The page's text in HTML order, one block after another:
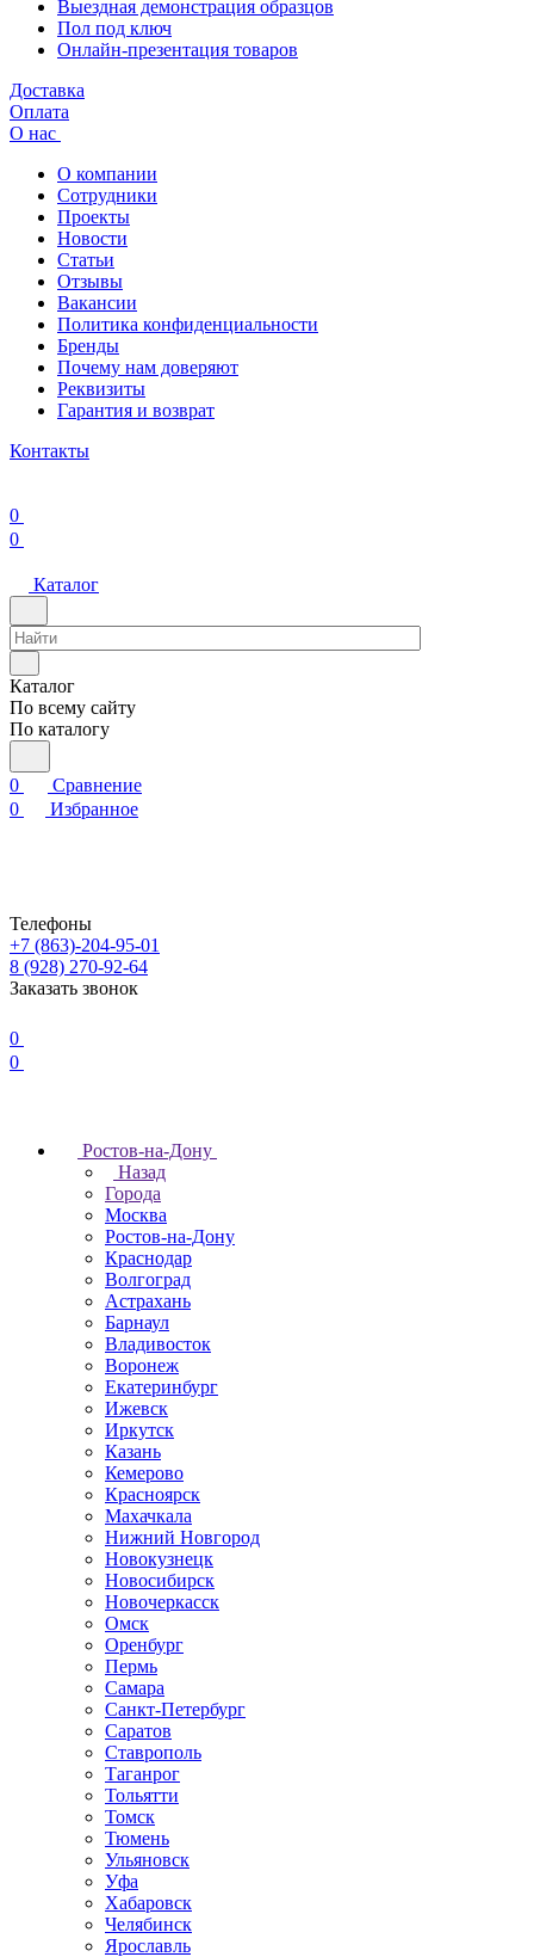
Выездная демонстрация образцов
Пол под ключ
Онлайн-презентация товаров
Доставка
Оплата
О нас
О компании
Сотрудники
Проекты
Новости
Статьи
Отзывы
Вакансии
Политика конфиденциальности
Бренды
Почему нам доверяют
Реквизиты
Гарантия и возврат
Контакты
0
0
Каталог
Каталог
По всему сайту
По каталогу
0
Сравнение
0
Избранное
Телефоны
+7 (863)-204-95-01
8 (928) 270-92-64
Заказать звонок
0
0
Ростов-на-Дону
Назад
Города
Москва
Ростов-на-Дону
Краснодар
Волгоград
Астрахань
Барнаул
Владивосток
Воронеж
Екатеринбург
Ижевск
Иркутск
Казань
Кемерово
Красноярск
Махачкала
Нижний Новгород
Новокузнецк
Новосибирск
Новочеркаcск
Омск
Оренбург
Пермь
Самара
Санкт-Петербург
Саратов
Ставрополь
Таганрог
Тольятти
Томск
Тюмень
Ульяновск
Уфа
Хабаровск
Челябинск
Ярославль